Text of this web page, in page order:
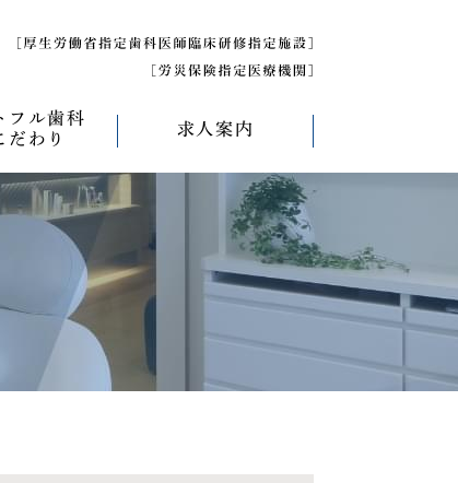
フル歯科
だわり
痛くない治療
らない治療
かない治療
短期間の治療
ついて
求人案内
求人募集について
研修医募集